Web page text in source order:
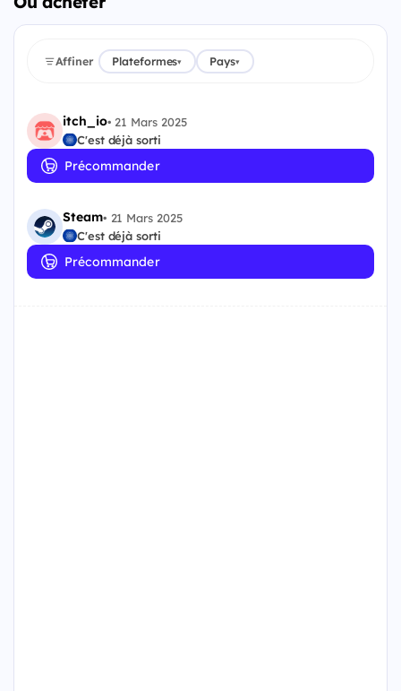
Affiner Plateformes▾ Pays▾
itch_io• 21 Mars 2025
C'est déjà sorti
Précommander
Steam• 21 Mars 2025
C'est déjà sorti
Précommander